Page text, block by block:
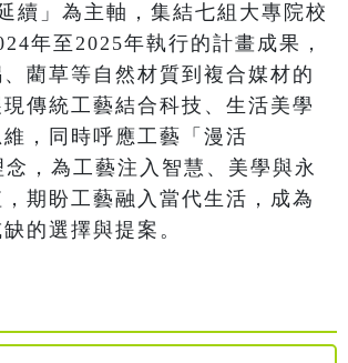
續」為主軸，集結七組大專院校
年至2025年執行的計畫成果，
藺草等自然材質到複合媒材的
傳統工藝結合科技、生活美學
，同時呼應工藝「漫活
，為工藝注入智慧、美學與永
期盼工藝融入當代生活，成為
的選擇與提案。